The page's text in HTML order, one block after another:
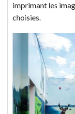
imprimant les
choisies.